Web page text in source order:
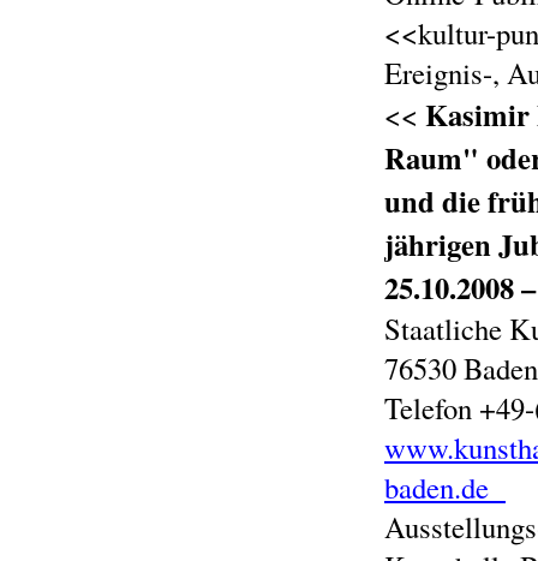
<<kultur-
Ereignis-,
<< Kasimir
Raum"
und die
jährigen
25.10.2008
Staatliche
76530
Telefon
baden.de